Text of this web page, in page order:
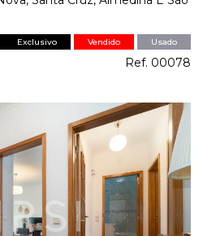
Exclusivo Vendido Usado
Ref. 00078